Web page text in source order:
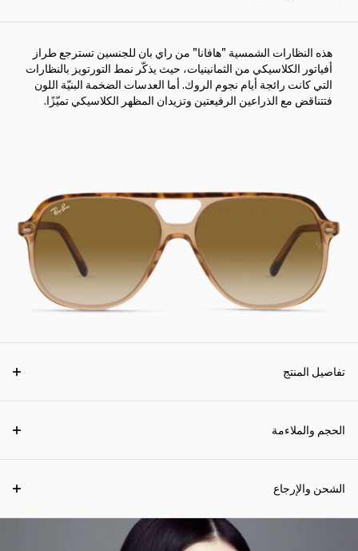
هذه النظارات الشمسية "هافانا" من راي بان للجنسين تسترجع طراز
أفياتور الكلاسيكي من الثمانينيات، حيث يذكّر نمط التورتويز بالنظارات
التي كانت رائجة أيام نجوم الروك. أما العدسات الضخمة البنيّة اللون
فتتناقض مع الذراعين الرفيعتين وتزيدان المظهر الكلاسيكي تميّزًا.
تفاصيل المنتج
الحجم والملاءمة
الشحن والإرجاع